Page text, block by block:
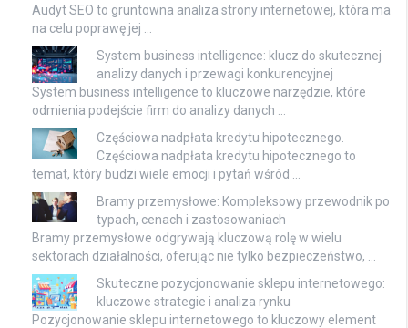
Audyt SEO to gruntowna analiza strony internetowej, która ma
na celu poprawę jej …
System business intelligence: klucz do skutecznej
analizy danych i przewagi konkurencyjnej
System business intelligence to kluczowe narzędzie, które
odmienia podejście firm do analizy danych …
Częściowa nadpłata kredytu hipotecznego.
Częściowa nadpłata kredytu hipotecznego to
temat, który budzi wiele emocji i pytań wśród …
Bramy przemysłowe: Kompleksowy przewodnik po
typach, cenach i zastosowaniach
Bramy przemysłowe odgrywają kluczową rolę w wielu
sektorach działalności, oferując nie tylko bezpieczeństwo, …
Skuteczne pozycjonowanie sklepu internetowego:
kluczowe strategie i analiza rynku
Pozycjonowanie sklepu internetowego to kluczowy element